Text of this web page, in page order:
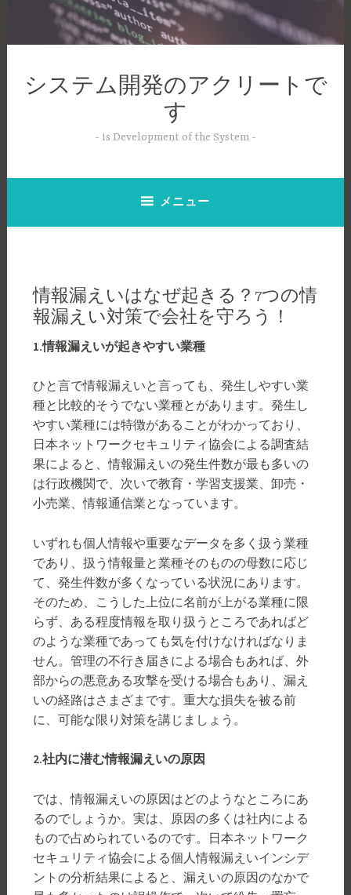
テ
システム開発のアクリートで
す
is Development of the System
メニュー
情報漏えいはなぜ起きる？7つの情
報漏えい対策で会社を守ろう！
1.情報漏えいが起きやすい業種
ひと言で情報漏えいと言っても、発生しやすい業
種と比較的そうでない業種とがあります。発生し
やすい業種には特徴があることがわかっており、
日本ネットワークセキュリティ協会による調査結
果によると、情報漏えいの発生件数が最も多いの
は行政機関で、次いで教育・学習支援業、卸売・
小売業、情報通信業となっています。
いずれも個人情報や重要なデータを多く扱う業種
であり、扱う情報量と業種そのものの母数に応じ
て、発生件数が多くなっている状況にあります。
そのため、こうした上位に名前が上がる業種に限
らず、ある程度情報を取り扱うところであればど
のような業種であっても気を付けなければなりま
せん。管理の不行き届きによる場合もあれば、外
部からの悪意ある攻撃を受ける場合もあり、漏え
いの経路はさまざまです。重大な損失を被る前
に、可能な限り対策を講じましょう。
2.社内に潜む情報漏えいの原因
では、情報漏えいの原因はどのようなところにあ
るのでしょうか。実は、原因の多くは社内による
もので占められているのです。日本ネットワーク
セキュリティ協会による個人情報漏えいインシデ
ントの分析結果によると、漏えいの原因のなかで